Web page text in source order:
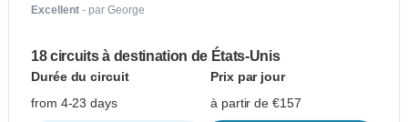
Excellent - par George
18 circuits à destination de États-Unis
Durée du circuit
Prix par jour
from 4-23 days
à partir de €157